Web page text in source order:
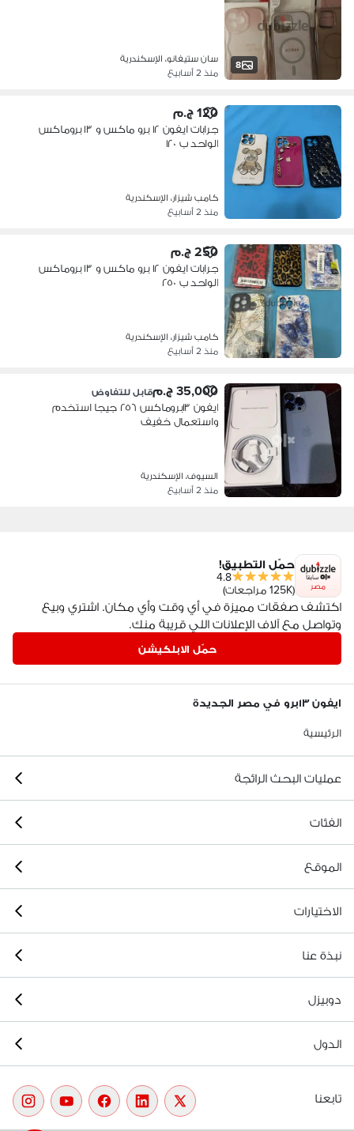
8
سان ستيفانو، الإسكندرية
منذ 2 أسابيع
120 ج.م
جرابات ايفون ١٢ برو ماكس و ١٣ بروماكس
الواحد ب ١٢٠
كامب شيزار، الإسكندرية
منذ 2 أسابيع
250 ج.م
جرابات ايفون ١٢ برو ماكس و ١٣ بروماكس
الواحد ب ٢٥٠
كامب شيزار، الإسكندرية
منذ 2 أسابيع
35,000 ج.م قابل للتفاوض
ايفون ١٣بروماكس ٢٥٦ جيجا استخدم
واستعمال خفيف
السيوف، الإسكندرية
منذ 2 أسابيع
مصر
حمّل التطبيق!
4.8
(125K مراجعات)
اكتشف صفقات مميزة في أي وقت وأي مكان. اشتري وبيع
وتواصل مع آلاف الإعلانات اللي قريبة منك.
حمّل الابلكيشن
ايفون ١٣برو في مصر الجديدة
الرئيسية
عمليات البحث الرائجة
الفئات
الموقع
الاختيارات
نبذة عنا
دوبيزل
الدول
تابعنا